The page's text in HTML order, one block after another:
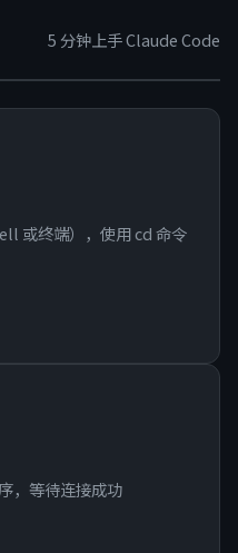
5 分钟上手 Claude Code
或终端），使用 cd 命令
，等待连接成功